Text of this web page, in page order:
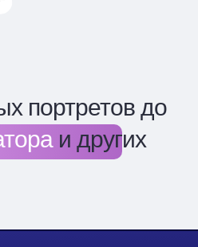
портретов до
и других